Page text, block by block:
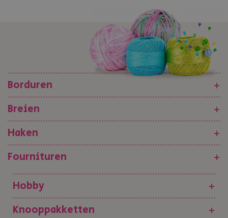
Borduren
+
Breien
+
Haken
+
Fournituren
+
Hobby
+
Knooppakketten
+